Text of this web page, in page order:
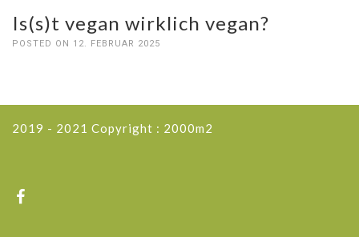
Is(s)t vegan wirklich vegan?
POSTED ON 12. FEBRUAR 2025
2019 - 2021 Copyright : 2000m2